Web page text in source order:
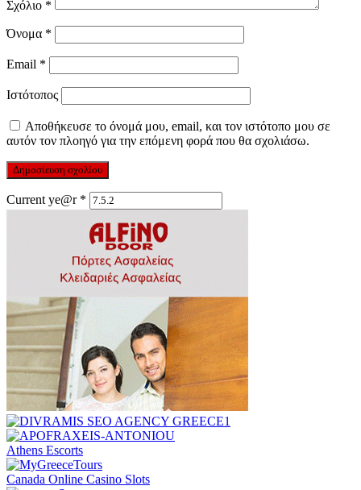
Σχόλιο *
Όνομα *
Email *
Ιστότοπος
Αποθήκευσε το όνομά μου, email, και τον ιστότοπο μου σε
αυτόν τον πλοηγό για την επόμενη φορά που θα σχολιάσω.
Current ye@r *
Athens Escorts
Canada Online Casino Slots